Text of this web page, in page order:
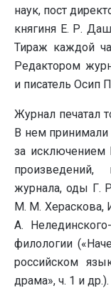
наук, пост
княгиня Е. Р.
Тираж каждой
Редактором
и писатель Осип
Журнал печатал
В нем принимали
за исключением
произведений,
журнала, оды Г.
М. М. Хераскова,
А.
филологии
российском
драма», ч. 1 и др.).